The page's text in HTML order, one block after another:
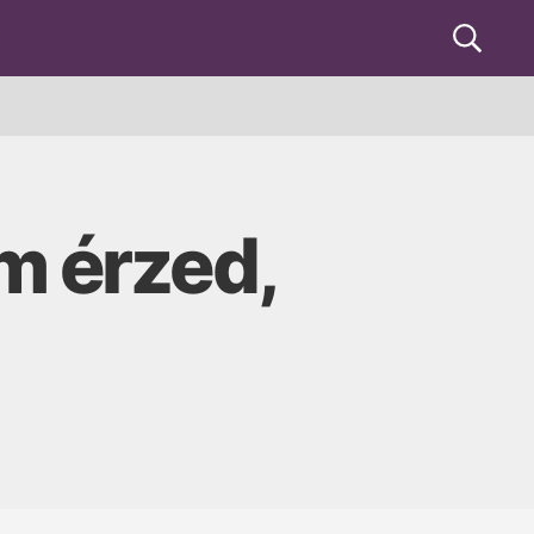
Keresés
érzed,